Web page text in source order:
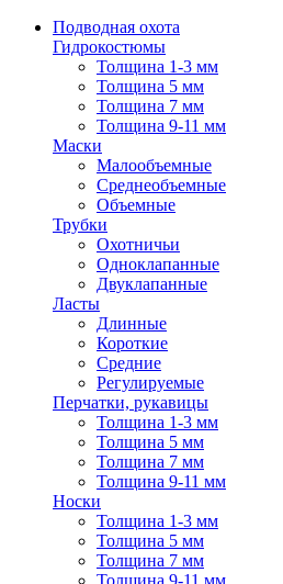
Подводная охота
Гидрокостюмы
Толщина 1-3 мм
Толщина 5 мм
Толщина 7 мм
Толщина 9-11 мм
Маски
Малообъемные
Среднеобъемные
Объемные
Трубки
Охотничьи
Одноклапанные
Двуклапанные
Ласты
Длинные
Короткие
Средние
Регулируемые
Перчатки, рукавицы
Толщина 1-3 мм
Толщина 5 мм
Толщина 7 мм
Толщина 9-11 мм
Носки
Толщина 1-3 мм
Толщина 5 мм
Толщина 7 мм
Толщина 9-11 мм